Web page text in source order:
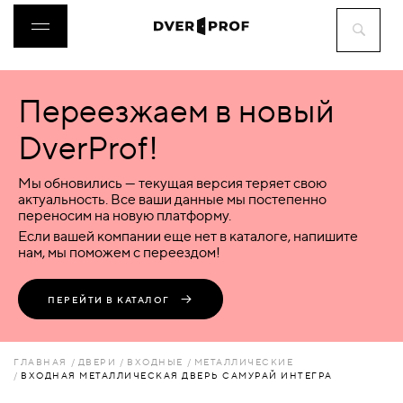
ДВЕРИ
ФУРНИТУРА
ВОРОТА
ПЕРЕГОРОДКИ
Переезжаем в новый
DverProf!
Мы обновились — текущая версия теряет свою
актуальность. Все ваши данные мы постепенно
переносим на новую платформу.
Если вашей компании еще нет в каталоге, напишите
нам, мы поможем с переездом!
ПЕРЕЙТИ В КАТАЛОГ
ГЛАВНАЯ ДВЕРИ ВХОДНЫЕ
МЕТАЛЛИЧЕСКИЕ
ВХОДНАЯ МЕТАЛЛИЧЕСКАЯ ДВЕРЬ САМУРАЙ ИНТЕГРА